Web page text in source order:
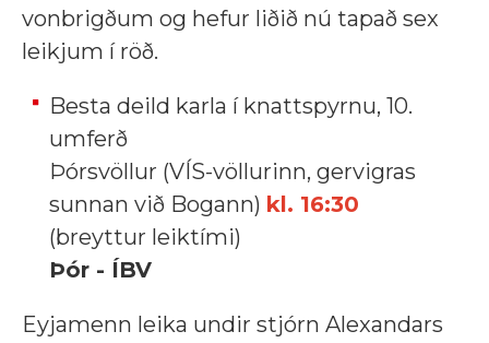
vonbrigðum og hefur liðið nú tapað sex
leikjum í röð.
Besta deild karla í knattspyrnu, 10.
umferð
Þórsvöllur (VÍS-völlurinn, gervigras
sunnan við Bogann) kl. 16:30
(breyttur leiktími)
Þór - ÍBV
Eyjamenn leika undir stjórn Alexandars